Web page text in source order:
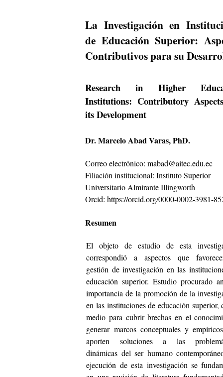
La Investigación en
de Educación Superior:
Contributivos para su
Research in Higher
Institutions: Contributory
its Development
Dr. Marcelo Abad Varas, PhD.
Correo electrónico:mabad@aitec.edu.ec
Filiación institucional: Instituto Superior
Universitario Almirante Illingworth
Orcid: https://orcid.org/0000-0002-3981-
Resumen
El objeto de estudio de esta
correspondió a aspectos que
gestión de investigación en las
educación superior. Estudio procurado
importancia de la promoción de la
en las instituciones de educación superior,
medio para cubrir brechas en el
generar marcos conceptuales y
aporten soluciones a las
dinámicas del ser humano
ejecución de esta investigación se